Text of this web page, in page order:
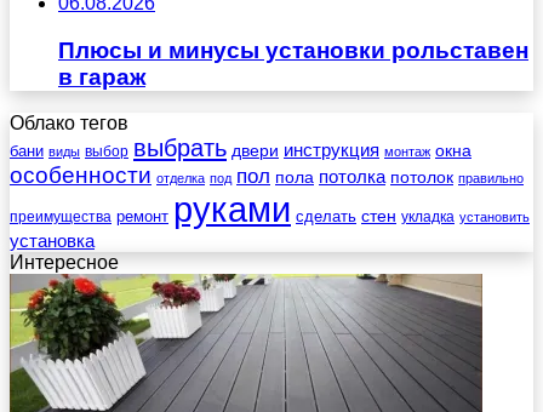
Плюсы и минусы установки рольставен
в гараж
Облако тегов
бани виды выбор выбрать двери инструкция монтаж окна
особенности отделка под пол пола потолка потолок правильно
преимущества ремонт руками сделать стен укладка установить
установка
Интересное